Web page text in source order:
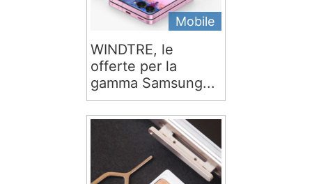
Mobile
WINDTRE, le
offerte per la
gamma Samsung...